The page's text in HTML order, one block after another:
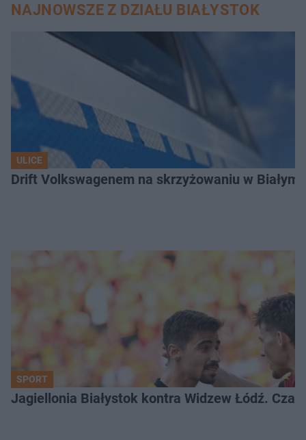
NAJNOWSZE Z DZIAŁU BIAŁYSTOK
ULICE
Drift Volkswagenem na skrzyżowaniu w
SPORT
Jagiellonia Białystok kontra Widzew Łódź.